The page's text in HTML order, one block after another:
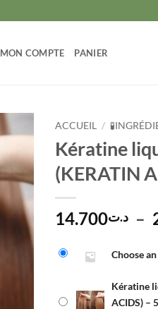
MON COMPTE PANIER
ACCUEIL /
Kératine
(KERATIN
د.ت14.700 –
Choose
Kératine
ACIDS) –